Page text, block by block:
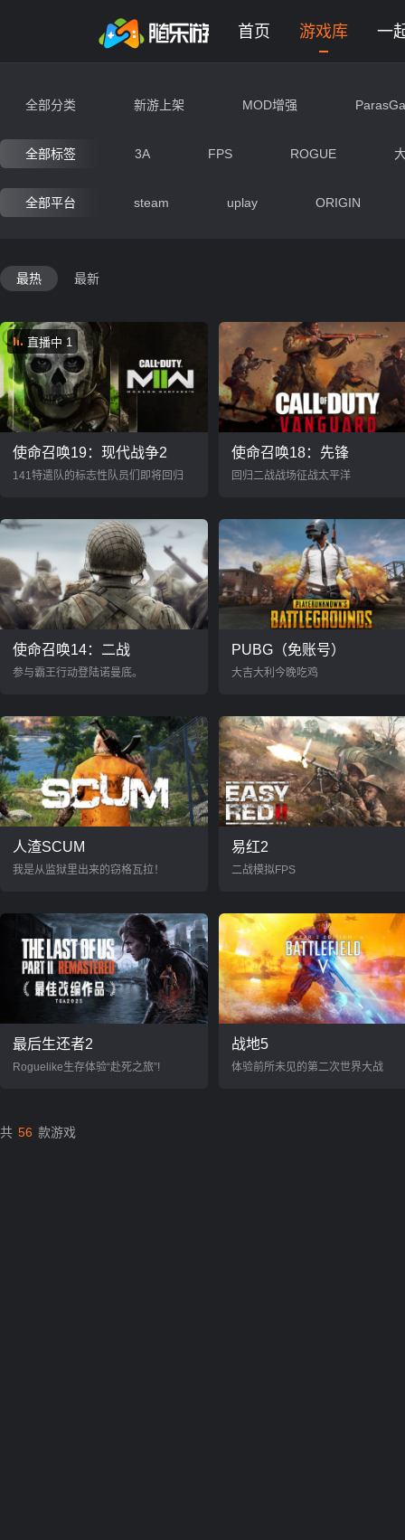
首页 游戏库 一
射击游戏大全 - 网页版在线免
全部分类 新游上架 MOD增强
动作 射击 竞速 冒
全部标签 3A FPS ROGUE
交互艺术 经营
全部平台 steam uplay ORIGIN
最热 最新
使命召唤19：现代战争2
141特遣队的标志性队员们即将回归
直播中 1
使命召唤18：先锋
回归二战战场征战太平洋
使命召唤14：二战
参与霸王行动登陆诺曼底。
PUBG（免账号）
大吉大利今晚吃鸡
人渣SCUM
我是从监狱里出来的窃格瓦拉！
易红2
二战模拟FPS
最后生还者2
Roguelike生存体验“赴死之旅”!
战地5
体验前所未见的第二次世界大战
共 56 款游戏